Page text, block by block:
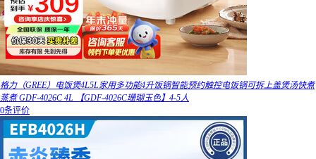
格力（GREE）电饭煲4L5L家用多功能4升饭锅智能预约触控电饭锅可拆上盖煲汤快煮
蒸煮 GDF-4026C 4L 【GDF-4026C珊瑚玉色】4-5人
0条评价